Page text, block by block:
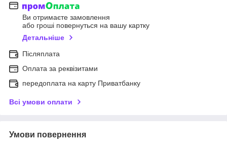
Ви отримаєте замовлення
або гроші повернуться на вашу картку
Детальніше
Післяплата
Оплата за реквізитами
передоплата на карту Приватбанку
Всі умови оплати
Умови повернення